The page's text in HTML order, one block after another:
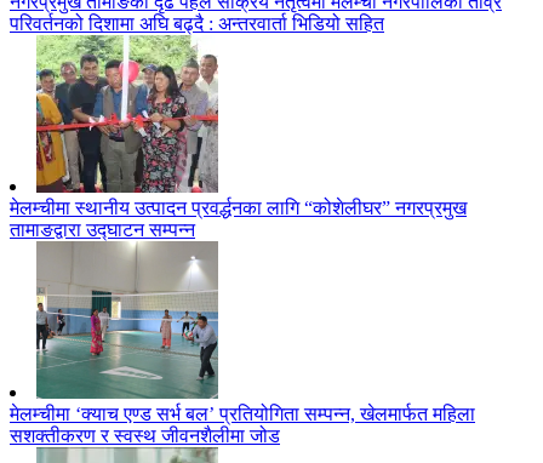
परिवर्तनको दिशामा अघि बढ्दै : अन्तरवार्ता भिडियो सहित
मेलम्चीमा स्थानीय उत्पादन प्रवर्द्धनका लागि “कोशेलीघर” नगरप्रमुख
तामाङद्वारा उद्घाटन सम्पन्न
मेलम्चीमा ‘क्याच एण्ड सर्भ बल’ प्रतियोगिता सम्पन्न, खेलमार्फत महिला
सशक्तीकरण र स्वस्थ जीवनशैलीमा जोड